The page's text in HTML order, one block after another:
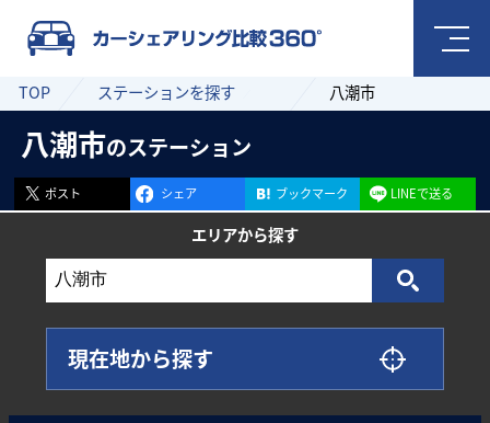
TOP ステーションを探す 八潮市
八潮市のステーション
ポスト シェア ブックマーク LINEで送る
エリアから探す
現在地から探す